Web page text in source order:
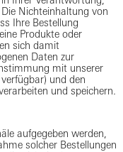
Nichteinhaltung von
Ihre Bestellung
Produkte oder
sich damit
Daten zur
mit unserer
und den
und speichern.
aufgegeben werden,
solcher Bestellungen